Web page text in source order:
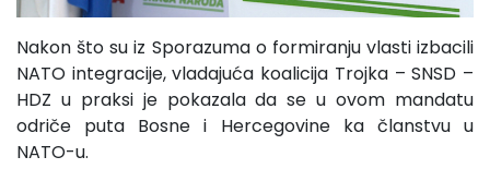
Nakon što su iz Sporazuma o formiranju vlasti izbacili
NATO integracije, vladajuća koalicija Trojka – SNSD –
HDZ u praksi je pokazala da se u ovom mandatu
odriče puta Bosne i Hercegovine ka članstvu u
NATO-u.